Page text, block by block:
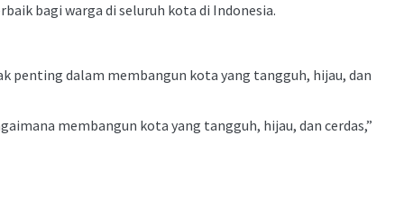
bagi warga di seluruh kota di Indonesia.
penting dalam membangun kota yang tangguh, hijau, dan
membangun kota yang tangguh, hijau, dan cerdas,”